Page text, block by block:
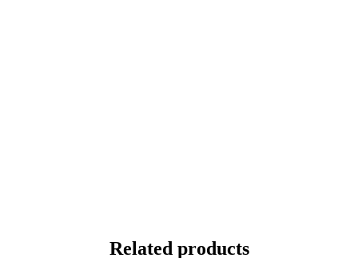
Related products